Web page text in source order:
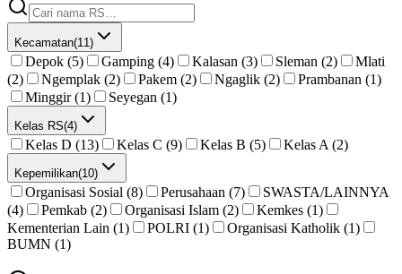
Kecamatan(11)
Depok (5) Gamping (4) Kalasan (3) Sleman (2)
Mlati
(2)
Ngemplak (2) Pakem (2) Ngaglik (2)
Prambanan (1)
Minggir (1)
Seyegan (1)
Kelas RS(4)
Kelas D (13) Kelas C (9) Kelas B (5) Kelas A (2)
Kepemilikan(10)
Organisasi Sosial (8) Perusahaan (7)
SWASTA/LAINNYA
(4)
Pemkab (2) Organisasi Islam (2)
Kemkes (1)
Kementerian Lain (1)
POLRI (1)
Organisasi Katholik (1)
BUMN (1)